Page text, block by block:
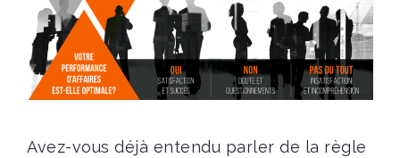
Avez-vous déjà entendu parler de la règle